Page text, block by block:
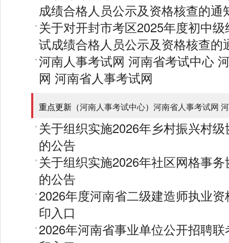
成绩合格人员公示及资格核查的通
关于对开封市考区2025年度初中
试成绩合格人员公示及资格核查的
河南人事考试网 河南省考试中心
网 河南省人事考试网
重点更新（河南人事考试中心） 河南省人事考试网
关于组织实施2026年乡村振兴村
的公告
关于组织实施2026年社区网格事
的公告
2026年度河南省二级建造师执业
印入口
2026年河南省事业单位公开招聘